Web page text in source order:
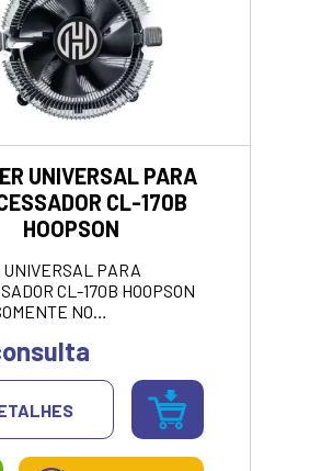
UNIVERSAL PARA
CL-170B
HOOPSON
UNIVERSAL PARA
CL-170B HOOPSON
NO